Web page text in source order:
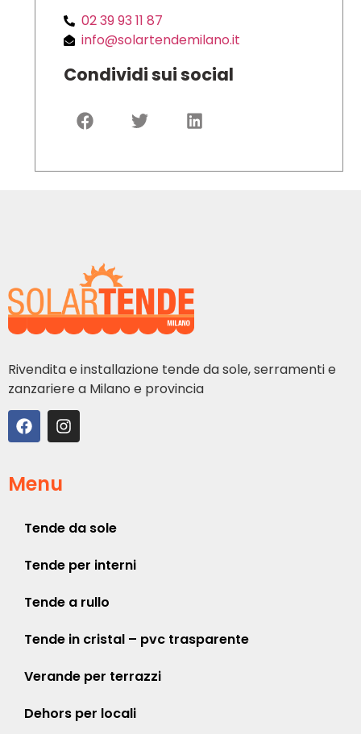
02 39 93 11 87
info@solartendemilano.it
Condividi sui social
Rivendita e installazione tende da sole, serramenti e
zanzariere a Milano e provincia
Menu
Tende da sole
Tende per interni
Tende a rullo
Tende in cristal – pvc trasparente
Verande per terrazzi
Dehors per locali